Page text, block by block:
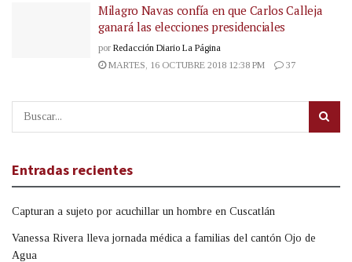
Milagro Navas confía en que Carlos Calleja
ganará las elecciones presidenciales
por Redacción Diario La Página
MARTES, 16 OCTUBRE 2018 12:38 PM
37
Entradas recientes
Capturan a sujeto por acuchillar un hombre en Cuscatlán
Vanessa Rivera lleva jornada médica a familias del cantón Ojo de
Agua